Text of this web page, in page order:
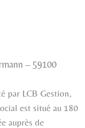
– 59100
par LCB Gestion,
est situé au 180
auprès de